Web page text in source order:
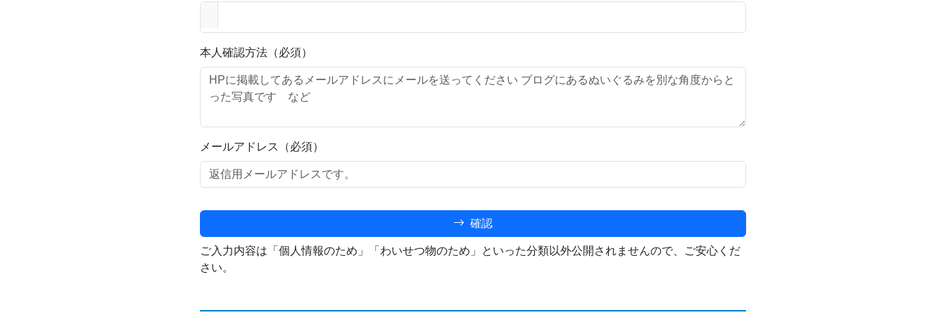
本人確認方法（必須）
メールアドレス（必須）
確認
ご入力内容は「個人情報のため」「わいせつ物のため」といった分類以外公開されませんので、ご安心くだ
さい。